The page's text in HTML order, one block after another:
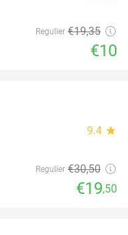
Regulier €19,35
€10
9.4 star
Regulier €30,50
€19,50